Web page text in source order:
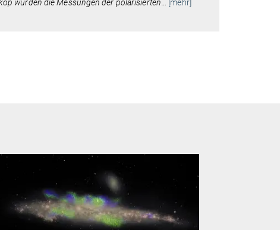
wurden die Messungen der polarisierten
[mehr]